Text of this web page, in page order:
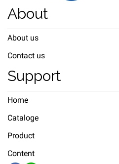
About
About us
Contact us
Support
Home
Cataloge
Product
Content